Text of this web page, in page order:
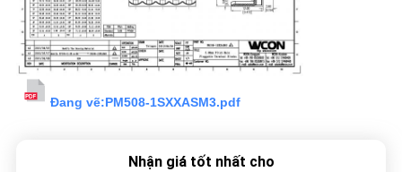
Đang vẽ:PM508-1SXXASM3.pdf
Nhận giá tốt nhất cho